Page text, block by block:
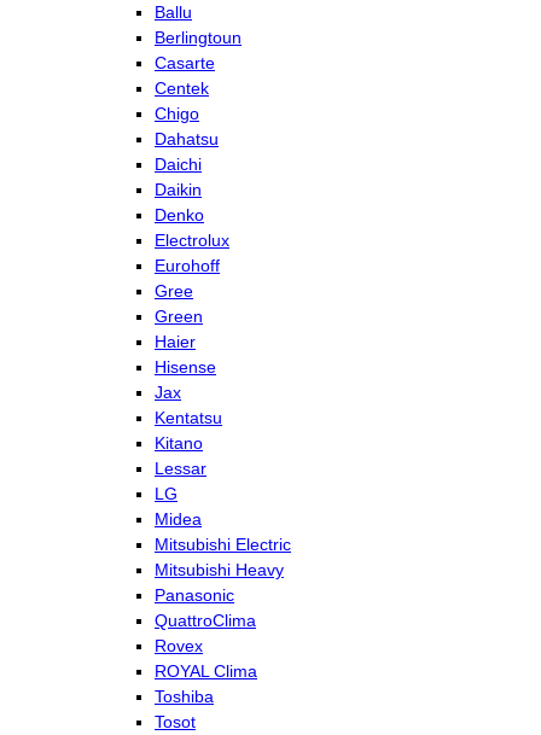
Ballu
Berlingtoun
Casarte
Centek
Chigo
Dahatsu
Daichi
Daikin
Denko
Electrolux
Eurohoff
Gree
Green
Haier
Hisense
Jax
Kentatsu
Kitano
Lessar
LG
Midea
Mitsubishi Electric
Mitsubishi Heavy
Panasonic
QuattroClima
Rovex
ROYAL Clima
Toshiba
Tosot